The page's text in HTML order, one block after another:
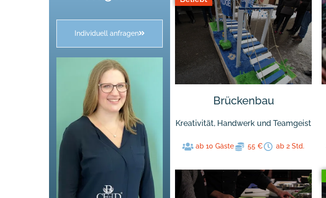
Individuell anfragen
Brückenbau
Kreativität, Handwerk und Teamgeist
ab 10 Gäste 55 € ab 2 Std.